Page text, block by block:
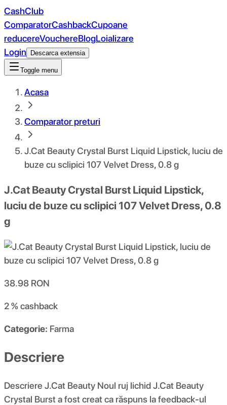
CashClub
ComparatorCashbackCupoane
reducereVouchereBlogLoializare
Login
Descarca extensia
Toggle menu
Acasa
Comparator preturi
J.Cat Beauty Crystal Burst Liquid Lipstick, luciu de
buze cu sclipici 107 Velvet Dress, 0.8 g
J.Cat Beauty Crystal Burst Liquid Lipstick,
luciu de buze cu sclipici 107 Velvet Dress, 0.8
g
38.98 RON
2 %cashback
Categorie: Farma
Descriere
Descriere J.Cat Beauty Noul ruj lichid J.Cat Beauty
Crystal Burst a fost creat ca răspuns la feedback-ul